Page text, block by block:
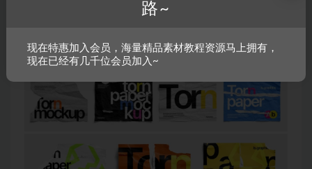
路~
现在特惠加入会员，海量精品素材教程资源马上拥有，
现在已经有几千位会员加入~